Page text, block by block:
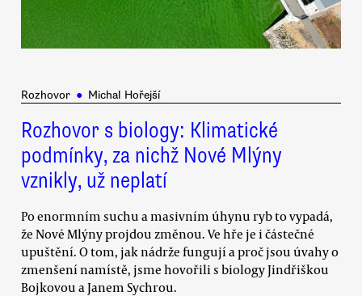
Rozhovor ● Michal Hořejší
Rozhovor s biology: Klimatické
podmínky, za nichž Nové Mlýny
vznikly, už neplatí
Po enormním suchu a masivním úhynu ryb to vypadá,
že Nové Mlýny projdou změnou. Ve hře je i částečné
upuštění. O tom, jak nádrže fungují a proč jsou úvahy o
zmenšení namístě, jsme hovořili s biology Jindřiškou
Bojkovou a Janem Sychrou.